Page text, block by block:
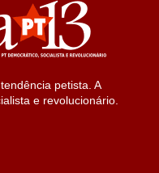
petista. A
e revolucionário.